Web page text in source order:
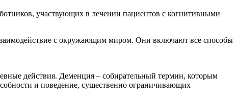
участвующих в лечении пациентов с когнитивными
с окружающим миром. Они включают все способы
действия. Деменция – собирательный термин, которым
и поведение, существенно ограничивающих